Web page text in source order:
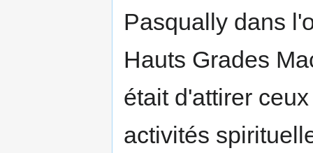
Pasqually dans
Hauts Grades
était d'attirer
activités